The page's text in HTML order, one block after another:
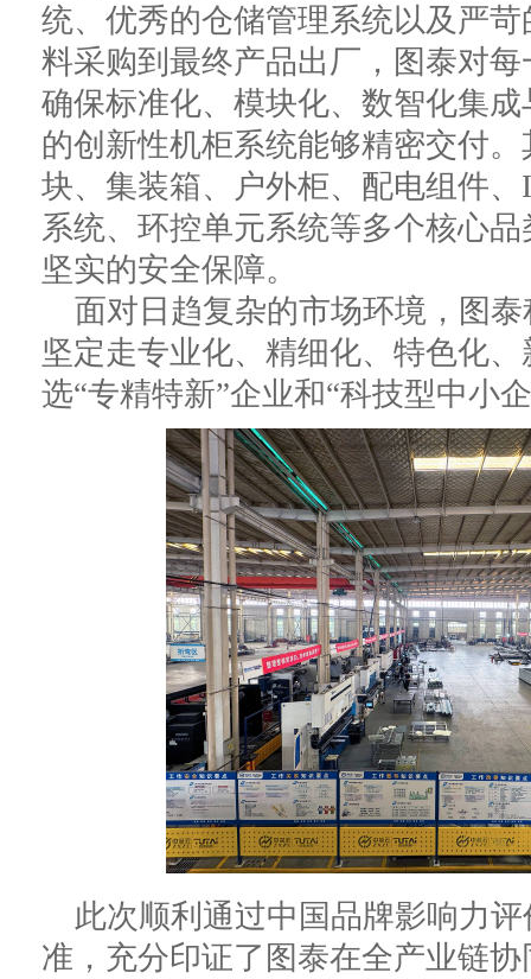
统、优秀的仓储管理系统以及严
料采购到最终产品出厂，图泰对
确保标准化、模块化、数智化集
的创新性机柜系统能够精密交付
块、集装箱、户外柜、配电组件
系统、环控单元系统等多个核心
坚实的安全保障。
面对日趋复杂的市场环境，图
坚定走专业化、精细化、特色化
选“专精特新”企业和“科技型中小
此次顺利通过中国品牌影响力
准，充分印证了图泰在全产业链